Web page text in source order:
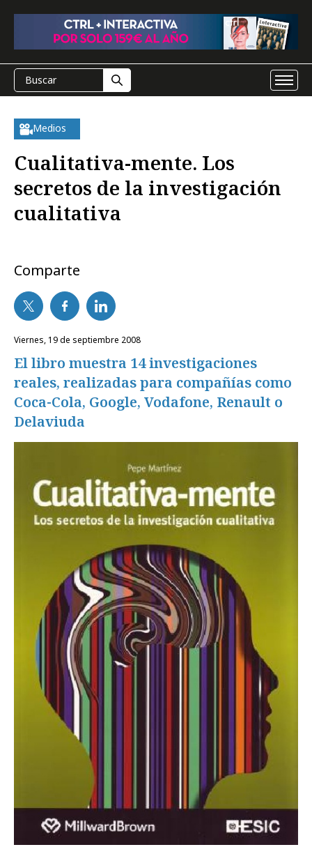
Medios
Cualitativa-mente. Los
secretos de la investigación
cualitativa
Comparte
viernes, 19 de septiembre 2008
El libro muestra 14 investigaciones
reales, realizadas para compañías como
Coca-Cola, Google, Vodafone, Renault o
Delaviuda